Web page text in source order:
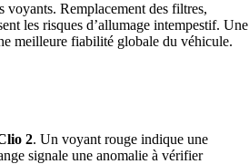
voyants. Remplacement des filtres,
les risques d’allumage intempestif. Une
meilleure fiabilité globale du véhicule.
2. Un voyant rouge indique une
signale une anomalie à vérifier